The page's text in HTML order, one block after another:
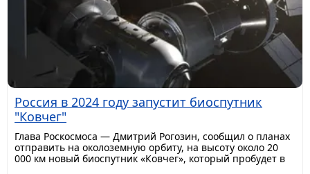
Россия в 2024 году запустит биоспутник
"Ковчег"
Глава Роскосмоса — Дмитрий Рогозин, сообщил о планах
отправить на околоземную орбиту, на высоту около 20
000 км новый биоспутник «Ковчег», который пробудет в